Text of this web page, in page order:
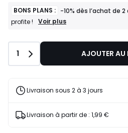
BONS PLANS : -10% dès l’achat de
profite !
BONS
-10%
l’achat
articles
J'en
Voir plus
Quantité
1 AJOUTER AU
Livraison sous 2 à 3 jours
Livraison à partir de : 1,99 €